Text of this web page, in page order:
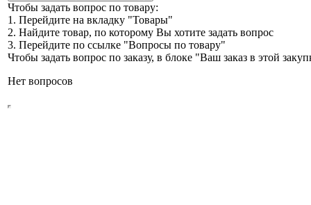
Чтобы задать вопрос по товару:
1. Перейдите на вкладку "Товары"
2. Найдите товар, по которому Вы хотите задать вопрос
3. Перейдите по ссылке "Вопросы по товару"
Чтобы задать вопрос по заказу, в блоке "Ваш заказ в этой
Нет вопросов